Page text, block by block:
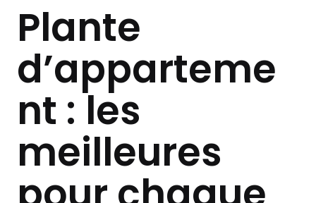
Plante
d’apparteme
nt : les
meilleures